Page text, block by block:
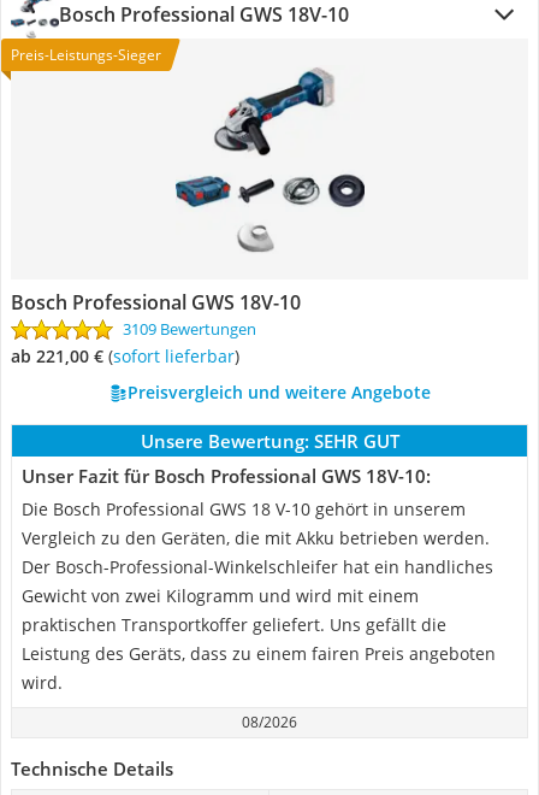
Bosch Professional GWS 18V-10
Preis-Leistungs-Sieger
Bosch Professional GWS 18V-10
3109 Bewertungen
ab 221,00 € ( Sofort lieferbar)
Preisvergleich und weitere Angebote
Unsere Bewertung: SEHR GUT
Unser Fazit für Bosch Professional GWS 18V-10:
Die Bosch Professional GWS 18 V-10 gehört in unserem
Vergleich zu den Geräten, die mit Akku betrieben werden.
Der Bosch-Professional-Winkelschleifer hat ein handliches
Gewicht von zwei Kilogramm und wird mit einem
praktischen Transportkoffer geliefert. Uns gefällt die
Leistung des Geräts, dass zu einem fairen Preis angeboten
wird.
08/2026
Technische Details